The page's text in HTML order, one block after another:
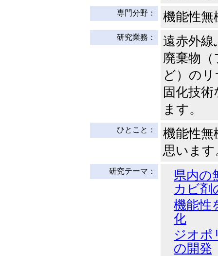
専門分野： 機能性無
研究業務：
遠赤外線
廃棄物
ど）の
固化技
ます。
ひとこと：
機能性無
思います
研究テーマ：
県内の
カビ剤
機能性
化
ジオポ
の開発